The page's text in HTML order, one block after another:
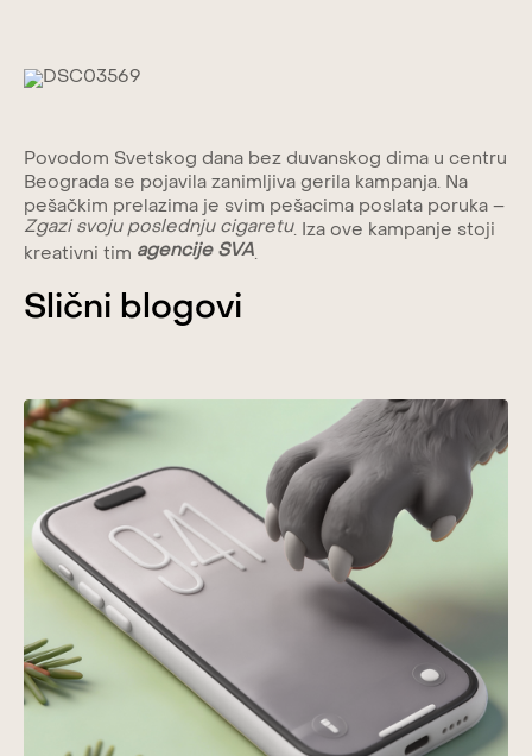
Povodom Svetskog dana bez duvanskog dima u centru
Beograda se pojavila zanimljiva gerila kampanja. Na
pešačkim prelazima je svim pešacima poslata poruka –
Zgazi svoju poslednju cigaretu. Iza ove kampanje stoji
kreativni tim agencije SVA.
Slični blogovi